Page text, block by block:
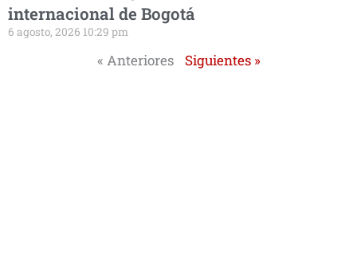
internacional de Bogotá
6 agosto, 2026 10:29 pm
« Anteriores Siguientes »